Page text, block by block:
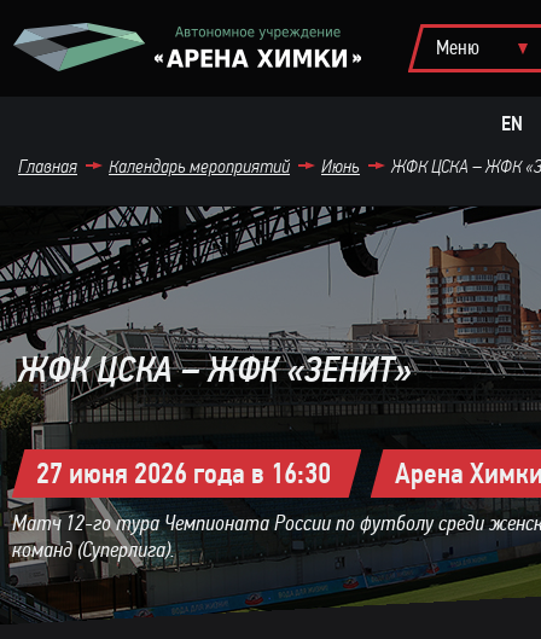
EN
Главная Календарь мероприятий Июнь ЖФК ЦСКА – ЖФК
ЖФК ЦСКА – ЖФК «ЗЕНИТ»
27 июня 2026 года в 16:30 Арена
Матч 12-го тура Чемпионата России по футболу среди
команд (Суперлига).